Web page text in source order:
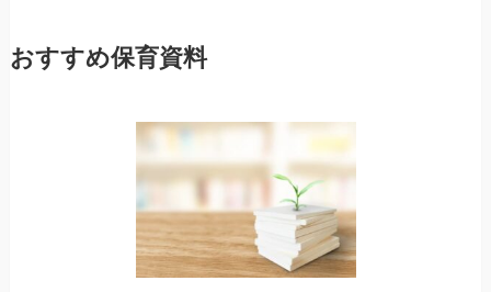
おすすめ保育資料